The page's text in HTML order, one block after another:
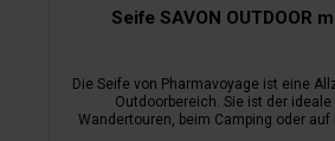
Seife SAVON OUTDOOR
Die Seife von Pharmavoyage ist eine
Outdoorbereich. Sie ist der
Wandertouren, beim Camping oder auf